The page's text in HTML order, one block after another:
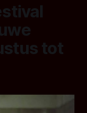
tot